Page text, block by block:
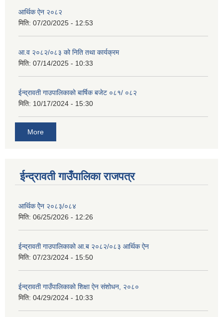
आर्थिक ऐन २०८२
मिति: 07/20/2025 - 12:53
आ.व २०८२/०८३ को निति तथा कार्यक्रम
मिति: 07/14/2025 - 10:33
ईन्द्रावती गाउपालिकाको बार्षिक बजेट ०८१/ ०८२
मिति: 10/17/2024 - 15:30
More
ईन्द्रावती गाउँपालिका राजपत्र
आर्थिक ऐेन २०८३/०८४
मिति: 06/25/2026 - 12:26
ईन्द्रावती गाउपालिकाको आ.ब २०८२/०८३ आर्थिक ऐन
मिति: 07/23/2024 - 15:50
ईन्द्रावती गाउँपालिकाको शिक्षा ऐन संशोधन, २०८०
मिति: 04/29/2024 - 10:33